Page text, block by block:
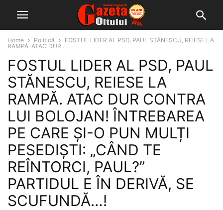
Home Politică
FOSTUL LIDER AL PSD, PAUL STĂNESCU, REIESE LA
RAMPĂ. ATAC DUR...
FOSTUL LIDER AL PSD, PAUL
STĂNESCU, REIESE LA
RAMPĂ. ATAC DUR CONTRA
LUI BOLOJAN! ÎNTREBAREA
PE CARE ȘI-O PUN MULȚI
PESEDIȘTI: „CÂND TE
REÎNTORCI, PAUL?”
PARTIDUL E ÎN DERIVĂ, SE
SCUFUNDĂ…!